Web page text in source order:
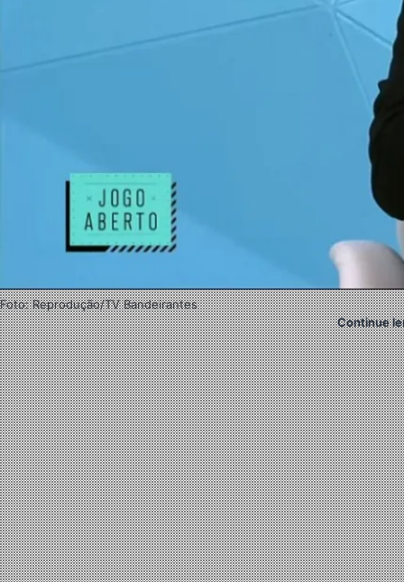
Foto: Reprodução/TV Bandeirantes
Continue